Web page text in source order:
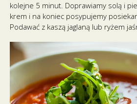
kolejne 5 minut. Doprawiamy solą i
krem i na koniec posypujemy
Podawać z kaszą jaglaną lub ryżem